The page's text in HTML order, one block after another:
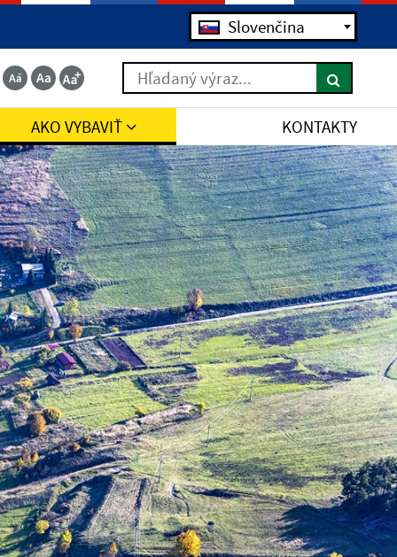
Slovenčina
Hľadaný výraz...
AKO VYBAVIŤ KONTAKTY